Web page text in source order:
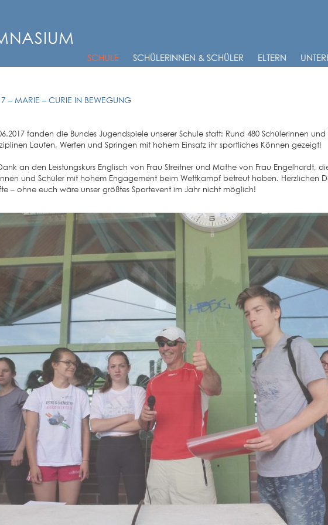
SCHULE SCHÜLERINNEN & SCHÜLER ELTERN
– MARIE – CURIE IN BEWEGUNG
fanden die Bundes Jugendspiele unserer Schule statt: Rund 480 Schülerinnen
Laufen, Werfen und Springen mit hohem Einsatz ihr sportliches Können gezeigt!
an den Leistungskurs Englisch von Frau Streitner und Mathe von Frau Engelhardt,
und Schüler mit hohem Engagement beim Wettkampf betreut haben. Herzlichen
– ohne euch wäre unser größtes Sportevent im Jahr nicht möglich!